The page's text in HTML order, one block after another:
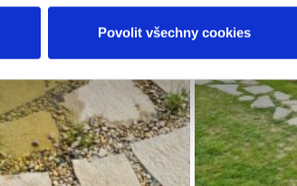
Povolit všechny cookies